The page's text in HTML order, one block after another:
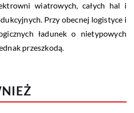
wiatrowych, całych hal i
Przy obecnej logistyce i
ładunek o nietypowych
przeszkodą.